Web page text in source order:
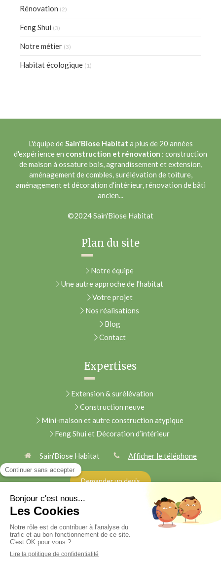
Rénovation (2)
Feng Shui (3)
Notre métier (3)
Habitat écologique (1)
L'équipe deSain'Biose Habitat a plus de 20 années
d'expérience en construction et rénovation : construction
de maison à ossature bois, agrandissement et extension,
aménagement de combles, surélévation de toiture,
aménagement et décoration d'intérieur, rénovation de bâti
ancien...
©2024 Sain'Biose Habitat
Plan du site
Notre équipe
Une autre approche de l'habitat
Votre projet
Nos réalisations
Blog
Contact
Expertises
Extension & surélévation
Construction neuve
Mini-maison et autre construction atypique
Feng Shui et Décoration d’intérieur
Sain'Biose Habitat Afficher le téléphone
Demander un devis
Mentions légales